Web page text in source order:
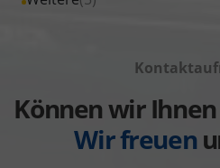
Volkswagen
anzeigen
Können wir
Wir freuen